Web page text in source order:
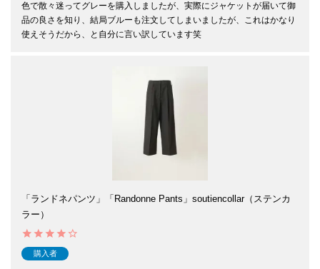
色で散々迷ってグレーを購入しましたが、実際にジャケットが届いて御
品の良さを知り、結局ブルーも注文してしまいましたが、これはかなり
使えそうだから、と自分に言い訳しています笑
「ランドネパンツ」「Randonne Pants」soutiencollar（ステンカ
ラー）
購入者